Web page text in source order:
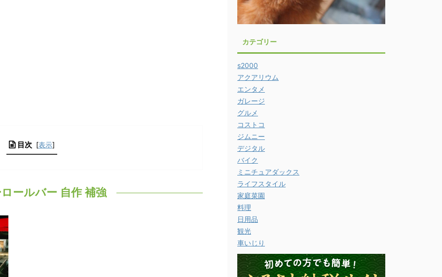
目次 [表示]
ールバー 自作 補強
カテゴリー
s2000
アクアリウム
エンタメ
ガレージ
グルメ
コストコ
ジムニー
デジタル
バイク
ミニチュアダックス
ライフスタイル
家庭菜園
料理
日用品
観光
車いじり